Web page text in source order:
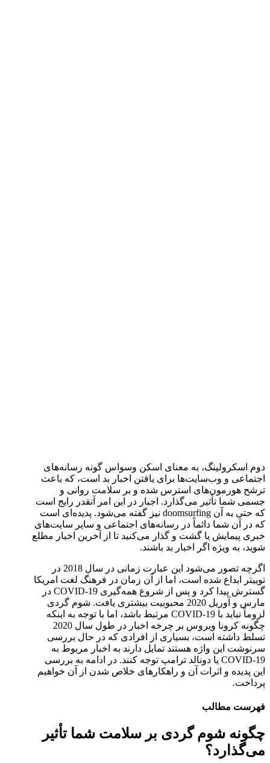
دوم اسکرولینگ، به معنای اسکن وسواس گونه رسانه‌های
اجتماعی و وب‌سایت‌ها برای یافتن اخبار بد است، که باعث
ترشح هورمون‌های استرس شده و بر سلامت روانی و
جسمی شما تأثیر می‌گذارد. اجبار در این امر آنقدر رایج است
که حتی به آن doomsurfing نیز گفته می‌شود. پدیده‌ای است
که در آن شما دائماً در رسانه‌های اجتماعی و سایر سایت‌های
خبری پیمایش یا گشت و گذار می‌کنید تا از آخرین اخبار مطلع
شوید، به ویژه اگر اخبار بد باشند.
اگرچه تصور می‌شود این عبارت زمانی در سال 2018 در
توییتر ابداع شده است، اما از آن زمان در فرهنگ لغت امریکا
گسترش پیدا کرد و پس از شروع همه‌گیری COVID-19 در
مارس و آوریل 2020 محبوبیت بیشتری یافت. شوم گردی
لزوماً نباید با COVID-19 مرتبط باشد، اما با توجه به اینکه
چگونه کرونا ویروس بر چرخه اخبار در طول سال 2020
تسلط داشته است، بسیاری از افرادی که در حال بررسی
سرنوشت این واژه هستند تمایل دارند به اخبار مربوط به
COVID-19 یا دونالد ترامپ توجه کنند. در ادامه به بررسی
این پدیده و اثرات آن و راهکارهای خلاص شدن از آن خواهیم
پرداخت.
فهرست مطالب
چگونه شوم گردی بر سلامت شما تأثیر
می‌گذارد؟